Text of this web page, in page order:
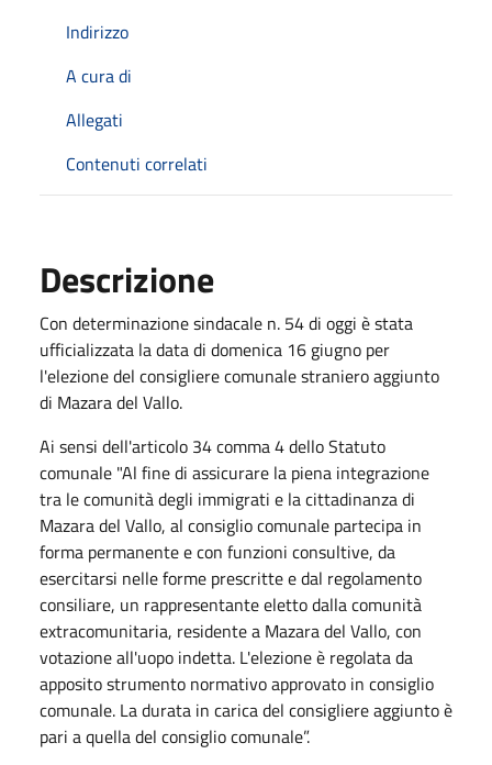
Indirizzo
A cura di
Allegati
Contenuti correlati
Descrizione
Con determinazione sindacale n. 54 di oggi è stata
ufficializzata la data di domenica 16 giugno per
l'elezione del consigliere comunale straniero aggiunto
di Mazara del Vallo.
Ai sensi dell'articolo 34 comma 4 dello Statuto
comunale "Al fine di assicurare la piena integrazione
tra le comunità degli immigrati e la cittadinanza di
Mazara del Vallo, al consiglio comunale partecipa in
forma permanente e con funzioni consultive, da
esercitarsi nelle forme prescritte e dal regolamento
consiliare, un rappresentante eletto dalla comunità
extracomunitaria, residente a Mazara del Vallo, con
votazione all'uopo indetta. L'elezione è regolata da
apposito strumento normativo approvato in consiglio
comunale. La durata in carica del consigliere aggiunto è
pari a quella del consiglio comunale”.